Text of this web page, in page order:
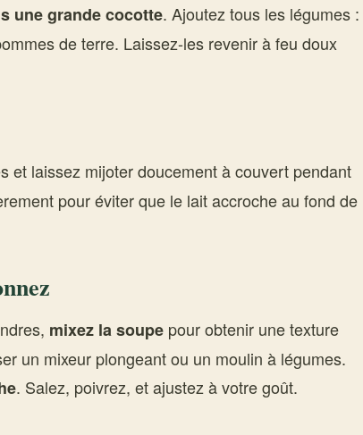
une grande cocotte. Ajoutez tous les légumes :
de terre. Laissez-les revenir à feu doux
et laissez mijoter doucement à couvert pendant
pour éviter que le lait accroche au fond de
mixez la soupe pour obtenir une texture
un mixeur plongeant ou un moulin à légumes.
. Salez, poivrez, et ajustez à votre goût.